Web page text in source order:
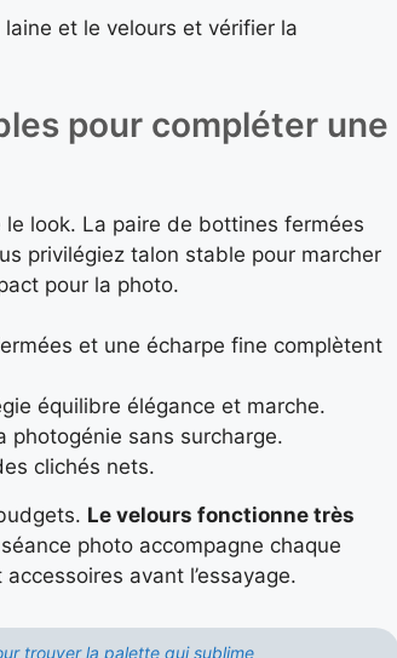
et le velours et vérifier la
pour compléter une
look. La paire de bottines fermées
privilégiez talon stable pour marcher
pour la photo.
et une écharpe fine complètent
équilibre élégance et marche.
photogénie sans surcharge.
clichés nets.
Le velours fonctionne très
photo accompagne chaque
avant l’essayage.
trouver la palette qui sublime